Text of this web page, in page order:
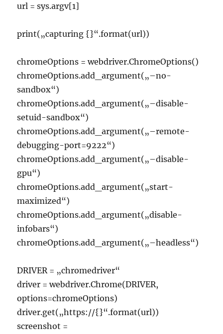
url = sys.argv[1]
print(„capturing {}“.format(url))
chromeOptions = webdriver.ChromeOptions()
chromeOptions.add_argument(„–no-
sandbox“)
chromeOptions.add_argument(„–disable-
setuid-sandbox“)
chromeOptions.add_argument(„–remote-
debugging-port=9222“)
chromeOptions.add_argument(„–disable-
gpu“)
chromeOptions.add_argument(„start-
maximized“)
chromeOptions.add_argument(„disable-
infobars“)
chromeOptions.add_argument(„–headless“)
DRIVER = „chromedriver“
driver = webdriver.Chrome(DRIVER,
options=chromeOptions)
driver.get(„https://{}“.format(url))
screenshot =